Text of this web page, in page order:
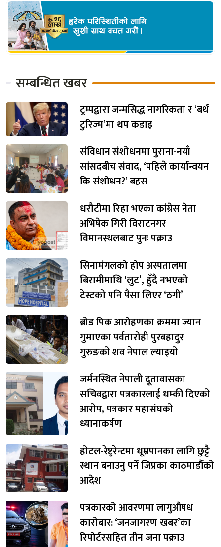
सम्बन्धित खबर
ट्रम्पद्वारा जन्मसिद्ध नागरिकता र ‘बर्थ
टुरिज्म’मा थप कडाइ
संविधान संशोधनमा पुराना-नयाँ
सांसदबीच संवाद, ‘पहिले कार्यान्वयन
कि संशोधन?’ बहस
धरौटीमा रिहा भएका कांग्रेस नेता
अभिषेक गिरी विराटनगर
विमानस्थलबाट पुनः पक्राउ
सिनामंगलको होप अस्पतालमा
बिरामीमाथि ‘लुट’, हुँदै नभएको
टेस्टको पनि पैसा लिएर ‘ठगी’
ब्रोड पिक आरोहणका क्रममा ज्यान
गुमाएका पर्वतारोही पुरबहादुर
गुरुङको शव नेपाल ल्याइयो
जर्मनस्थित नेपाली दूतावासका
सचिवद्वारा पत्रकारलाई धम्की दिएको
आरोप, पत्रकार महासंघको
ध्यानाकर्षण
होटल-रेष्टुरेन्टमा धूम्रपानका लागि छुट्टै
स्थान बनाउनु पर्ने जिप्रका काठमाडौँको
आदेश
पत्रकारको आवरणमा लागुऔषध
कारोबार: ‘जनजागरण खबर’का
रिपोर्टरसहित तीन जना पक्राउ